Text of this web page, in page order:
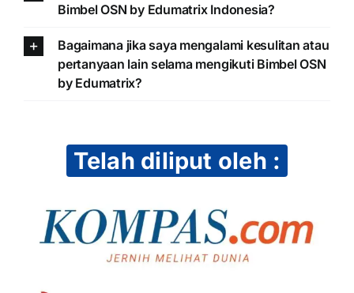
Bimbel OSN by Edumatrix Indonesia?
Bagaimana jika saya mengalami kesulitan atau
pertanyaan lain selama mengikuti Bimbel OSN
by Edumatrix?
Telah diliput oleh :